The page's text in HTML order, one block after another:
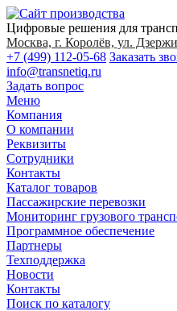
Цифровые решения для
Москва, г. Королёв, ул.
+7 (499) 112-05-68 Заказать
info@transnetiq.ru
Задать вопрос
Меню
Компания
О компании
Реквизиты
Сотрудники
Контакты
Каталог товаров
Пассажирские перевозки
Мониторинг грузового
Программное обеспечение
Партнеры
Техподдержка
Новости
Контакты
Поиск по каталогу